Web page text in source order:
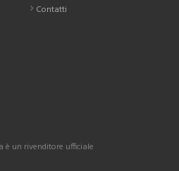
Contatti
è un rivenditore ufficiale